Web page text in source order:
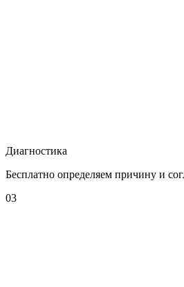
Диагностика
Бесплатно определяем причину и
03